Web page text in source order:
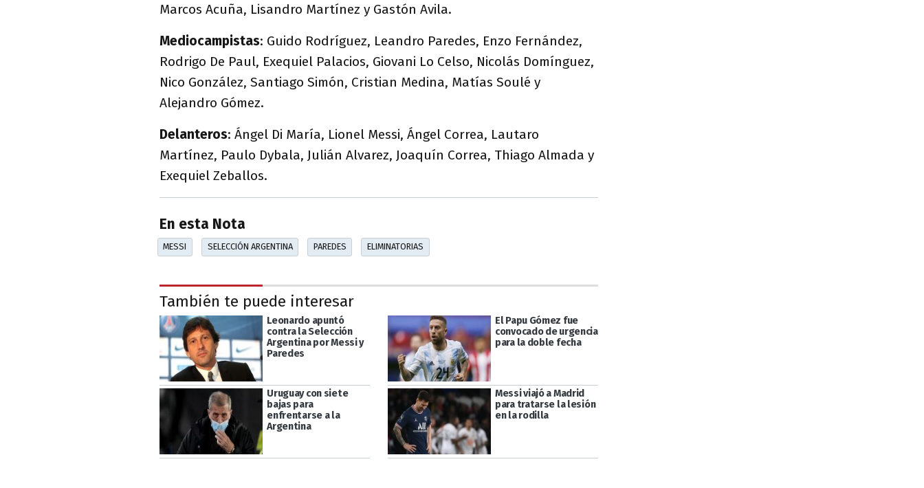
Marcos Acuña, Lisandro Martínez y Gastón Avila.
Mediocampistas: Guido Rodríguez, Leandro Paredes, Enzo Fernández,
Rodrigo De Paul, Exequiel Palacios, Giovani Lo Celso, Nicolás Domínguez,
Nico González, Santiago Simón, Cristian Medina, Matías Soulé y
Alejandro Gómez.
Delanteros: Ángel Di María, Lionel Messi, Ángel Correa, Lautaro
Martínez, Paulo Dybala, Julián Alvarez, Joaquín Correa, Thiago Almada y
Exequiel Zeballos.
En esta Nota
MESSI SELECCIÓN ARGENTINA PAREDES ELIMINATORIAS
También te puede interesar
Leonardo apuntó
contra la Selección
Argentina por Messi y
Paredes
El Papu Gómez fue
convocado de urgencia
para la doble fecha
Uruguay con siete
bajas para
enfrentarse a la
Argentina
Messi viajó a Madrid
para tratarse la lesión
en la rodilla